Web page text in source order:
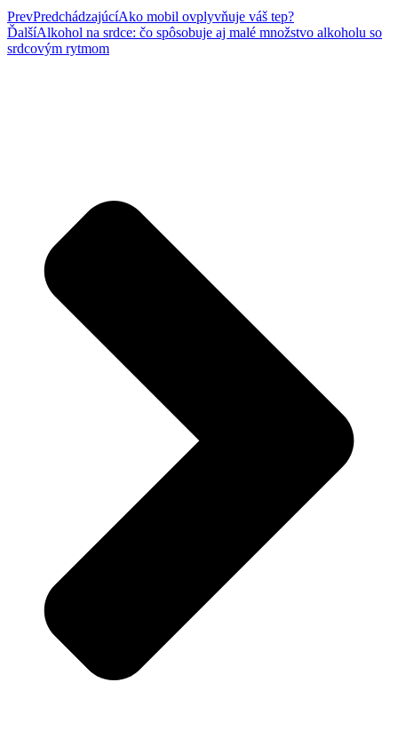
PrevPredchádzajúcíAko mobil ovplyvňuje váš tep?
ĎalšíAlkohol na srdce: čo spôsobuje aj malé množstvo alkoholu so
srdcovým rytmom